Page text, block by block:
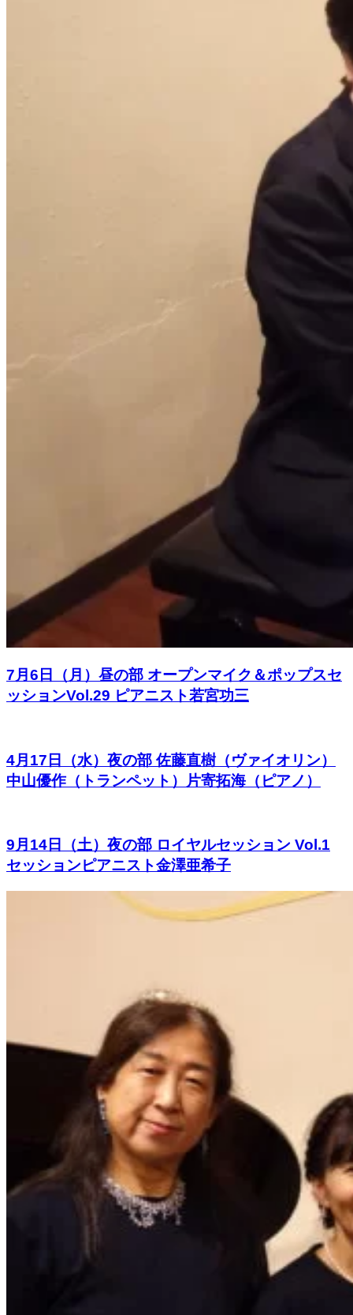
7月6日（月）昼の部 オープンマイク＆ポップスセ
ッションVol.29 ピアニスト若宮功三
4月17日（水）夜の部 佐藤直樹（ヴァイオリン）
中山優作（トランペット）片寄拓海（ピアノ）
9月14日（土）夜の部 ロイヤルセッション Vol.1
セッションピアニスト金澤亜希子